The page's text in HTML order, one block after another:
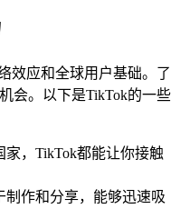
效应和全球用户基础。了
会。以下是TikTok的一些
家，TikTok都能让你接触
制作和分享，能够迅速吸